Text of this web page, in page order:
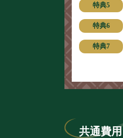
共通費用